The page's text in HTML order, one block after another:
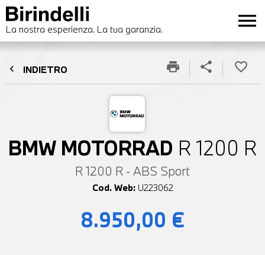
La nostra esperienza. La tua garanzia. menu
chevron_left INDIETRO
BMW MOTORRAD R 1200 R
R 1200 R - ABS Sport
Cod. Web: U223062
print share favorite_border
8.950,00 €